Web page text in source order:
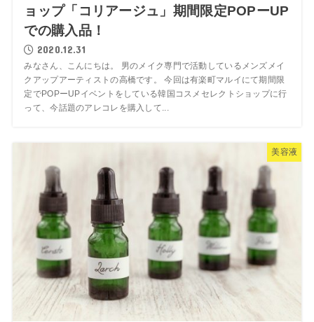
ョップ「コリアージュ」期間限定POPーUP
での購入品！
2020.12.31
みなさん、こんにちは。 男のメイク専門で活動しているメンズメイ
クアップアーティストの高橋です。 今回は有楽町マルイにて期間限
定でPOPーUPイベントをしている韓国コスメセレクトショップに行
って、今話題のアレコレを購入して...
美容液